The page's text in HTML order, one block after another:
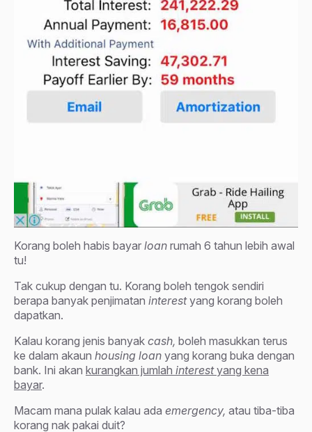
Korang boleh habis bayar loan rumah 6 tahun lebih awal
tu!
Tak cukup dengan tu. Korang boleh tengok sendiri
berapa banyak penjimatan interestyang korang boleh
dapatkan.
Kalau korang jenis banyak cash, boleh masukkan terus
ke dalam akaun housing loan yang korang buka dengan
bank. Ini akan kurangkan jumlah interestyang kena
bayar.
Macam mana pulak kalau ada emergency, atau tiba-tiba
korang nak pakai duit?